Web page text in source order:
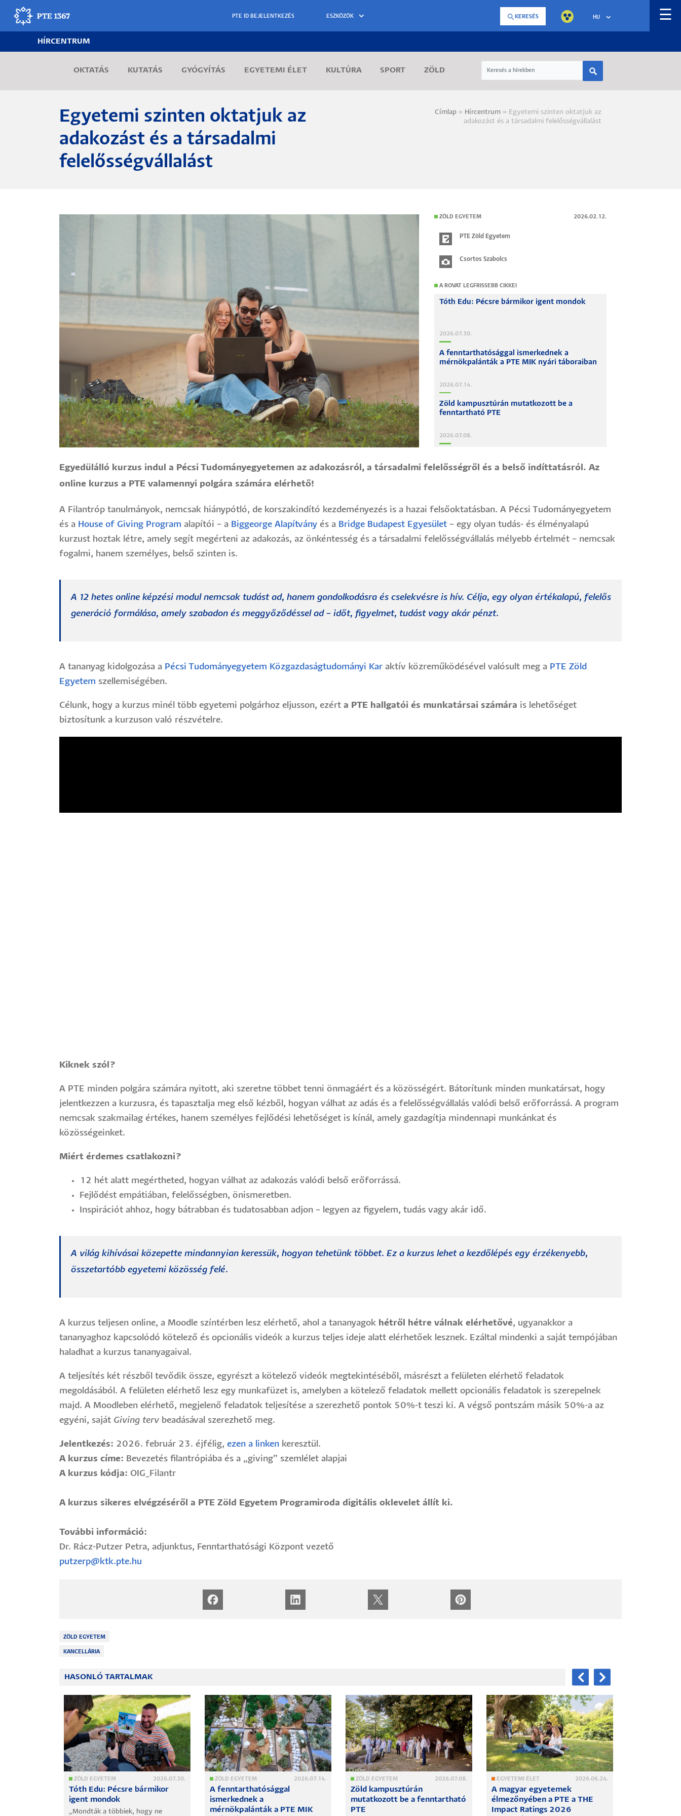
Ugrás
tartalomra
ESZKÖZÖK KERESÉS HU ☰
Kutatás
Gyógyítás
Egyetemi élet
Munkatársak
Felvételizők
HÍRCENTRUM
OKTATÁS KUTATÁS GYÓGYÍTÁS EGYETEMI ÉLET KULTÚRA SPORT ZÖLD
Egyetemi szinten oktatjuk az
adakozást és a társadalmi
felelősségvállalást
Morzsa
Címlap Hírcentrum
Egyetemi szinten oktatjuk az
adakozást és a társadalmi felelősségvállalást
ZÖLD EGYETEM 2026.02.12.
PTE Zöld Egyetem
Csortos Szabolcs
A ROVAT LEGFRISSEBB CIKKEI
Tóth Edu: Pécsre bármikor igent mondok
2026.07.30.
A fenntarthatósággal ismerkednek a
mérnökpalánták a PTE MIK nyári táboraiban
2026.07.14.
Zöld kampusztúrán mutatkozott be a
fenntartható PTE
2026.07.08.
Egyedülálló kurzus indul a Pécsi Tudományegyetemen az adakozásról, a társadalmi felelősségről és a belső indíttatásról. Az
online kurzus a PTE valamennyi polgára számára elérhető!
A Filantróp tanulmányok, nemcsak hiánypótló, de korszakindító kezdeményezés is a hazai felsőoktatásban. A Pécsi Tudományegyetem
és a House of Giving Program alapítói – a Biggeorge Alapítvány és a Bridge Budapest Egyesület – egy olyan tudás- és élményalapú
kurzust hoztak létre, amely segít megérteni az adakozás, az önkéntesség és a társadalmi felelősségvállalás mélyebb értelmét – nemcsak
fogalmi, hanem személyes, belső szinten is.
A 12 hetes online képzési modul nemcsak tudást ad, hanem gondolkodásra és cselekvésre is hív. Célja, egy olyan értékalapú, felelős
generáció formálása, amely szabadon és meggyőződéssel ad – időt, figyelmet, tudást vagy akár pénzt.
A tananyag kidolgozása a Pécsi Tudományegyetem Közgazdaságtudományi Kar aktív közreműködésével valósult meg a PTE Zöld
Egyetem szellemiségében.
Célunk, hogy a kurzus minél több egyetemi polgárhoz eljusson, ezért a PTE hallgatói és munkatársai számára is lehetőséget
biztosítunk a kurzuson való részvételre.
Kiknek szól?
A PTE minden polgára számára nyitott, aki szeretne többet tenni önmagáért és a közösségért. Bátorítunk minden munkatársat, hogy
jelentkezzen a kurzusra, és tapasztalja meg első kézből, hogyan válhat az adás és a felelősségvállalás valódi belső erőforrássá. A program
nemcsak szakmailag értékes, hanem személyes fejlődési lehetőséget is kínál, amely gazdagítja mindennapi munkánkat és
közösségeinket.
Miért érdemes csatlakozni?
12 hét alatt megértheted, hogyan válhat az adakozás valódi belső erőforrássá.
Fejlődést empátiában, felelősségben, önismeretben.
Inspirációt ahhoz, hogy bátrabban és tudatosabban adjon – legyen az figyelem, tudás vagy akár idő.
A világ kihívásai közepette mindannyian keressük, hogyan tehetünk többet. Ez a kurzus lehet a kezdőlépés egy érzékenyebb,
összetartóbb egyetemi közösség felé.
A kurzus teljesen online, a Moodle színtérben lesz elérhető, ahol a tananyagok hétről hétre válnak elérhetővé, ugyanakkor a
tananyaghoz kapcsolódó kötelező és opcionális videók a kurzus teljes ideje alatt elérhetőek lesznek. Ezáltal mindenki a saját tempójában
haladhat a kurzus tananyagaival.
A teljesítés két részből tevődik össze, egyrészt a kötelező videók megtekintéséből, másrészt a felületen elérhető feladatok
megoldásából. A felületen elérhető lesz egy munkafüzet is, amelyben a kötelező feladatok mellett opcionális feladatok is szerepelnek
majd. A Moodleben elérhető, megjelenő feladatok teljesítése a szerezhető pontok 50%-t teszi ki. A végső pontszám másik 50%-a az
egyéni, saját Giving terv beadásával szerezhető meg.
Jelentkezés: 2026. február 23. éjfélig, ezen a linken keresztül.
A kurzus címe: Bevezetés filantrópiába és a „giving” szemlélet alapjai
A kurzus kódja: OIG_Filantr
A kurzus sikeres elvégzéséről a PTE Zöld Egyetem Programiroda digitális oklevelet állít ki.
További információ:
Dr. Rácz-Putzer Petra, adjunktus, Fenntarthatósági Központ vezető
putzerp@ktk.pte.hu
ZÖLD EGYETEM
KANCELLÁRIA
HASONLÓ TARTALMAK
ZÖLD EGYETEM 2026.07.30.
Tóth Edu: Pécsre bármikor
igent mondok
„Mondták a többiek, hogy ne
ZÖLD EGYETEM 2026.07.14.
A fenntarthatósággal
ismerkednek a
mérnökpalánták a PTE MIK
ZÖLD EGYETEM 2026.07.08.
Zöld kampusztúrán
mutatkozott be a fenntartható
PTE
EGYETEMI ÉLET 2026.06.24.
A magyar egyetemek
élmezőnyében a PTE a THE
Impact Ratings 2026